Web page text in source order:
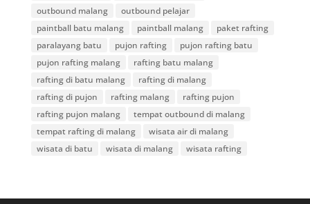
outbound malang
outbound pelajar
paintball batu malang
paintball malang
paket rafting
paralayang batu
pujon rafting
pujon rafting batu
pujon rafting malang
rafting batu malang
rafting di batu malang
rafting di malang
rafting di pujon
rafting malang
rafting pujon
rafting pujon malang
tempat outbound di malang
tempat rafting di malang
wisata air di malang
wisata di batu
wisata di malang wisata rafting